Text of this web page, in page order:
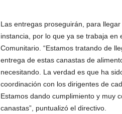
Las entregas proseguirán, para
instancia, por lo que ya se trabaja
Comunitario. “Estamos tratando de
entrega de estas canastas de
necesitando. La verdad es que ha
coordinación con los dirigentes de
Estamos dando cumplimiento y muy
canastas”, puntualizó el directivo.